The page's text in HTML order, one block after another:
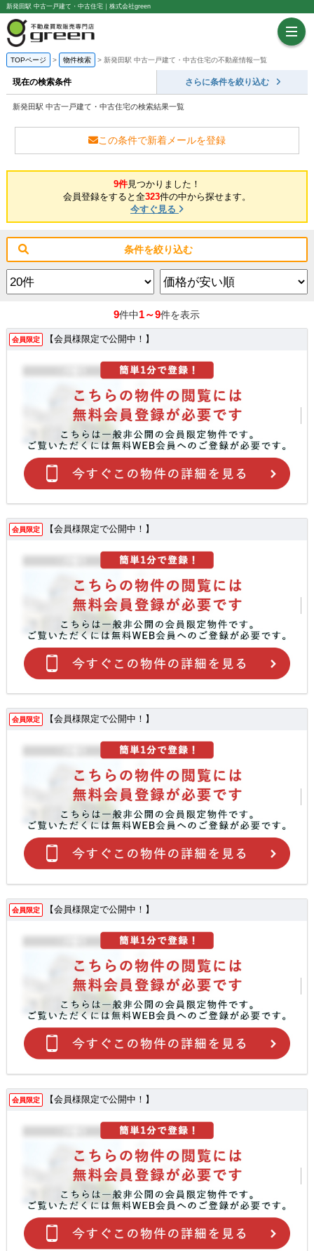
新発田駅 中古一戸建て・中古住宅｜株式会社green
TOPページ 物件検索 新発田駅 中古一戸建て・中古住宅の不動産情報一覧
現在の検索条件 さらに条件を絞り込む
新発田駅 中古一戸建て・中古住宅の検索結果一覧
この条件で新着メールを登録
9件見つかりました！
会員登録をすると全323件の中から探せます。
今すぐ見る
条件を絞り込む
9件中1～9件を表示
会員限定 【会員様限定で公開中！】
会員限定 【会員様限定で公開中！】
会員限定 【会員様限定で公開中！】
会員限定 【会員様限定で公開中！】
会員限定 【会員様限定で公開中！】